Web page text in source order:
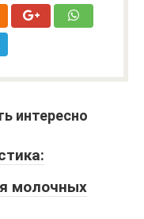
интересно
молочных